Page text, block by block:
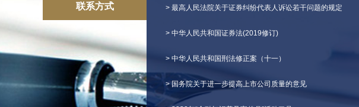
联系方式 > 最高人民法院关于证券纠纷代表人诉讼若干问题的规定
> 中华人民共和国证券法(2019修订)
> 中华人民共和国刑法修正案（十一）
> 国务院关于进一步提高上市公司质量的意见